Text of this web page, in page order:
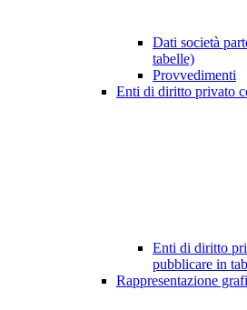
Dati società
tabelle)
Provvedimenti
Enti di diritto privato
Enti di diritto
pubblicare in
Rappresentazione